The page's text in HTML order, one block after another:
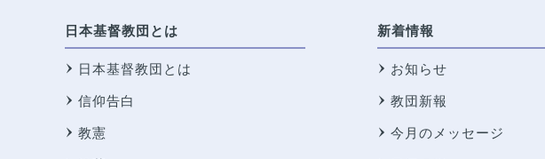
日本基督教団とは
日本基督教団とは
信仰告白
教憲
新着情報
お知らせ
教団新報
今月のメッセージ